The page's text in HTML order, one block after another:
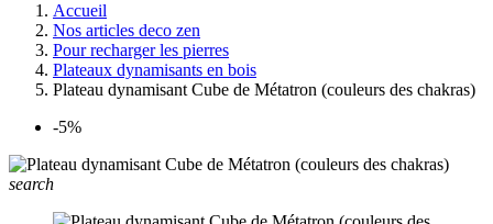
Accueil
Nos articles deco zen
Pour recharger les pierres
Plateaux dynamisants en bois
Plateau dynamisant Cube de Métatron (couleurs des chakras)
-5%
search